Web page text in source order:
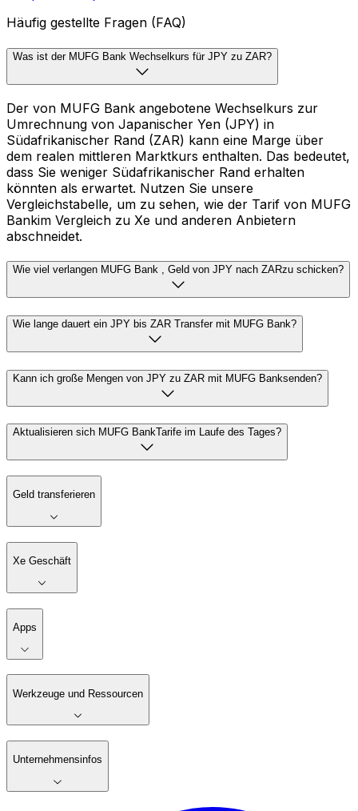
Häufig gestellte Fragen (FAQ)
Was ist der MUFG Bank Wechselkurs für JPY zu ZAR?
Der von MUFG Bank angebotene Wechselkurs zur
Umrechnung von Japanischer Yen (JPY) in
Südafrikanischer Rand (ZAR) kann eine Marge über
dem realen mittleren Marktkurs enthalten. Das bedeutet,
dass Sie weniger Südafrikanischer Rand erhalten
könnten als erwartet. Nutzen Sie unsere
Vergleichstabelle, um zu sehen, wie der Tarif von MUFG
Bankim Vergleich zu Xe und anderen Anbietern
abschneidet.
Wie viel verlangen MUFG Bank , Geld von JPY nach ZARzu schicken?
Wie lange dauert ein JPY bis ZAR Transfer mit MUFG Bank?
Kann ich große Mengen von JPY zu ZAR mit MUFG Banksenden?
Aktualisieren sich MUFG BankTarife im Laufe des Tages?
Geld transferieren
Xe Geschäft
Apps
Werkzeuge und Ressourcen
Unternehmensinfos